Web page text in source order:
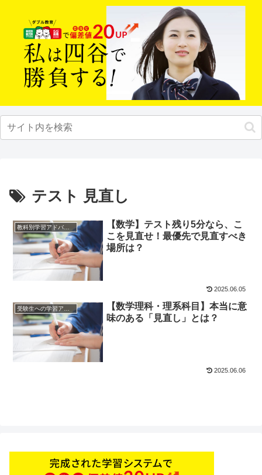
テスト 見直し
教科別学習アドバイス
【数学】テスト残り5分なら、こ
こを見直せ！最優先で見直すべき
場所は？
2025.06.05
受験生への学習アドバイス
【数学理科・理系科目】本当に意
味のある「見直し」とは？
2025.06.06